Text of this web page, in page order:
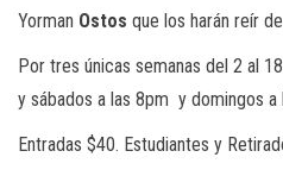
Yorman Ostos que los harán reír
Por tres únicas semanas del 2 al
y sábados a las 8pm y domingos a
Entradas $40. Estudiantes y